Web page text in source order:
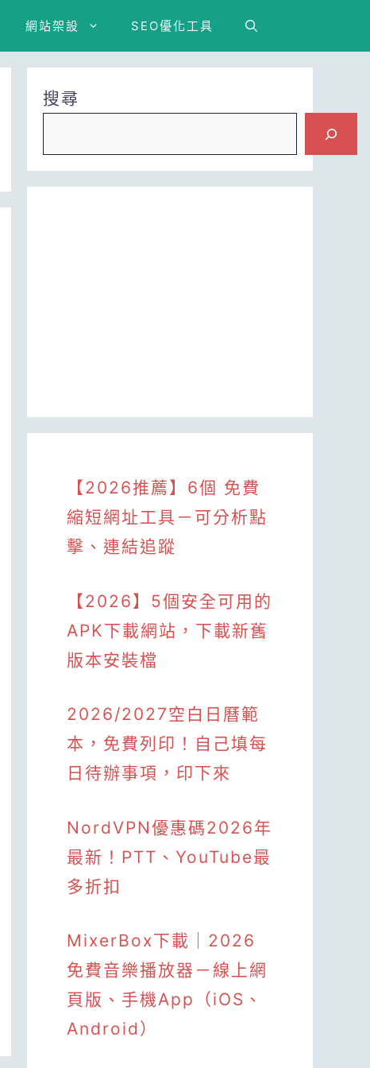
網站架設 SEO優化工具
搜尋
【2026推薦】6個 免費
縮短網址工具－可分析點
擊、連結追蹤
【2026】5個安全可用的
APK下載網站，下載新舊
版本安裝檔
2026/2027空白日曆範
本，免費列印！自己填每
日待辦事項，印下來
NordVPN優惠碼2026年
最新！PTT、YouTube最
多折扣
MixerBox下載｜2026
免費音樂播放器－線上網
頁版、手機App（iOS、
Android）